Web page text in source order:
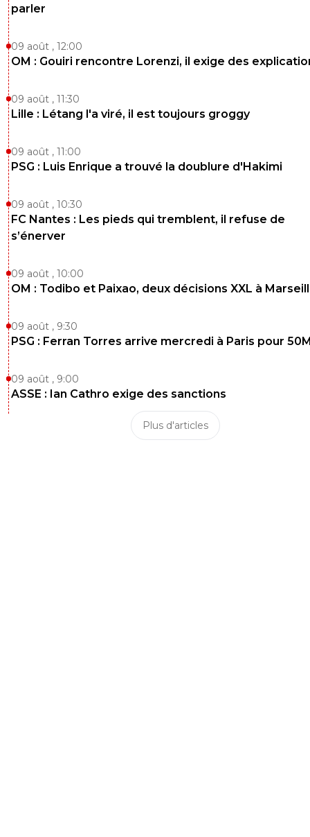
parler
09 août , 12:00
OM : Gouiri rencontre Lorenzi, il exige des
09 août , 11:30
Lille : Létang l'a viré, il est toujours groggy
09 août , 11:00
PSG : Luis Enrique a trouvé la doublure d'Hakimi
09 août , 10:30
FC Nantes : Les pieds qui tremblent, il refuse de
s’énerver
09 août , 10:00
OM : Todibo et Paixao, deux décisions XXL à
09 août , 9:30
PSG : Ferran Torres arrive mercredi à Paris pour
09 août , 9:00
ASSE : Ian Cathro exige des sanctions
Plus d'articles